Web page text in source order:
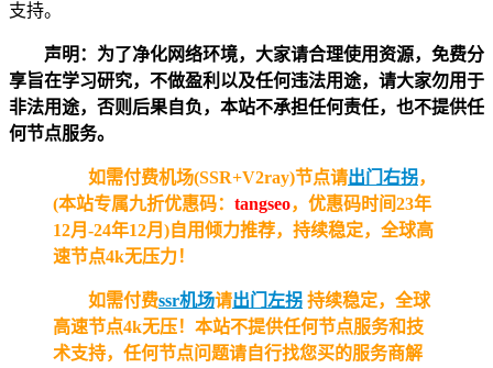
支持。
声明：为了净化网络环境，大家请合理使用资源，免费分
享旨在学习研究，不做盈利以及任何违法用途，请大家勿用于
非法用途，否则后果自负，本站不承担任何责任，也不提供任
何节点服务。
如需付费机场(SSR+V2ray)节点请出门右拐，
(本站专属九折优惠码： tangseo，优惠码时间23年
12月-24年12月)自用倾力推荐，持续稳定，全球高
速节点4k无压力！
如需付费ssr机场请出门左拐 持续稳定，全球
高速节点4k无压！ 本站不提供任何节点服务和技
术支持，任何节点问题请自行找您买的服务商解